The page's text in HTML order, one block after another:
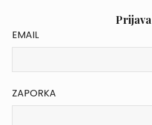
Prijava
EMAIL
ZAPORKA